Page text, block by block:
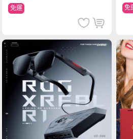
免運 免